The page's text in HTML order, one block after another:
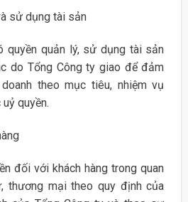
sử dụng tài sản
quyền quản lý, sử dụng tài sản
do Tổng Công ty giao để đảm
theo mục tiêu, nhiệm vụ
quyền.
đối với khách hàng trong quan
thương mại theo quy định của